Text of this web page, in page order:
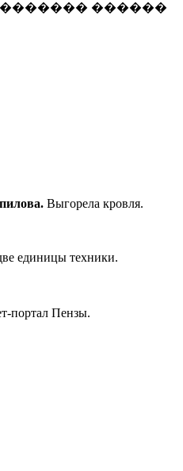
������
Выгорела кровля.
единицы техники.
портал Пензы.